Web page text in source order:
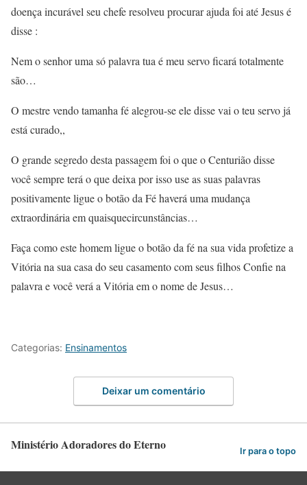
doença incurável seu chefe resolveu procurar ajuda foi até Jesus é
disse :
Nem o senhor uma só palavra tua é meu servo ficará totalmente
são…
O mestre vendo tamanha fé alegrou-se ele disse vai o teu servo já
está curado,,
O grande segredo desta passagem foi o que o Centurião disse
você sempre terá o que deixa por isso use as suas palavras
positivamente ligue o botão da Fé haverá uma mudança
extraordinária em quaisquecircunstâncias…
Faça como este homem ligue o botão da fé na sua vida profetize a
Vitória na sua casa do seu casamento com seus filhos Confie na
palavra e você verá a Vitória em o nome de Jesus…
Categorias: Ensinamentos
Deixar um comentário
Ministério Adoradores do Eterno Ir para o topo